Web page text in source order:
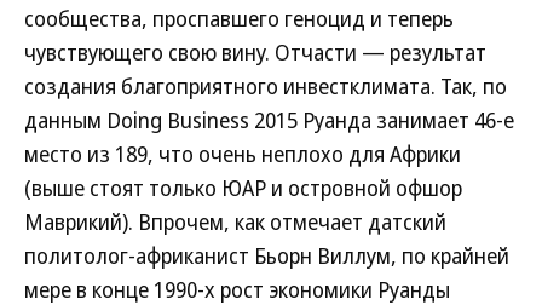
сообщества, проспавшего геноцид и теперь
чувствующего свою вину. Отчасти — результат
создания благоприятного инвестклимата. Так, по
данным Doing Business 2015 Руанда занимает 46-е
место из 189, что очень неплохо для Африки
(выше стоят только ЮАР и островной офшор
Маврикий). Впрочем, как отмечает датский
политолог-африканист Бьорн Виллум, по крайней
мере в конце 1990-х рост экономики Руанды